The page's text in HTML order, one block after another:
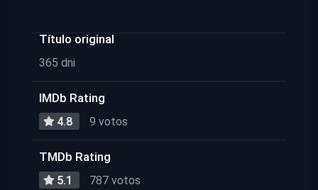
Título original
365 dni
IMDb Rating
4.8 9 votos
TMDb Rating
5.1 787 votos